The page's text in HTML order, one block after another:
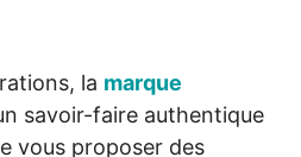
la marque
savoir-faire authentique
vous proposer des